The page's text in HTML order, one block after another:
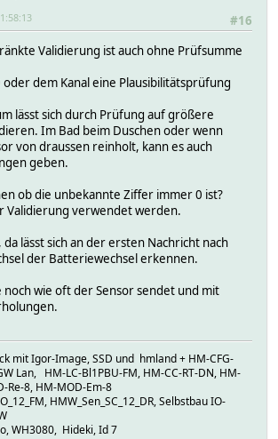
#16
Validierung ist auch ohne Prüfsumme
dem Kanal eine Plausibilitätsprüfung
lässt sich durch Prüfung auf größere
Im Bad beim Duschen oder wenn
von draussen reinholt, kann es auch
geben.
ob die unbekannte Ziffer immer 0 ist?
Validierung verwendet werden.
da lässt sich an der ersten Nachricht nach
der Batteriewechsel erkennen.
wie oft der Sensor sendet und mit
mit Igor-Image, SSD und hmland + HM-CFG-
Lan, HM-LC-Bl1PBU-FM, HM-CC-RT-DN, HM-
Re-8, HM-MOD-Em-8
HMW_Sen_SC_12_DR, Selbstbau IO-
WH3080, Hideki, Id 7